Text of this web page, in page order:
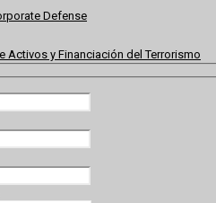
Defense
Activos y Financiación del Terrorismo